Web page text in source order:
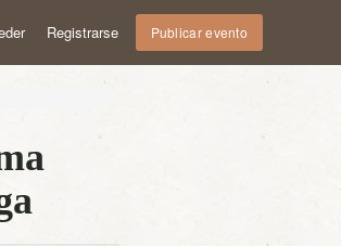
Registrarse Publicar evento